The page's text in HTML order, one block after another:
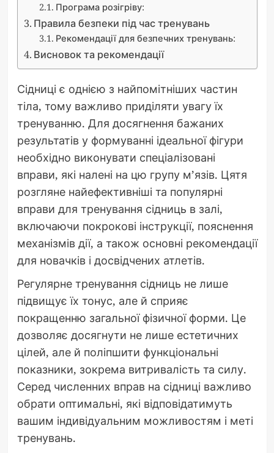
Програма розігріву:
Правила безпеки під час тренувань
Рекомендації для безпечних тренувань:
Висновок та рекомендації
Сідниці є однією з найпомітніших частин
тіла, тому важливо приділяти увагу їх
тренуванню. Для досягнення бажаних
результатів у формуванні ідеальної фігури
необхідно виконувати спеціалізовані
вправи, які налені на цю групу м’язів. Цятя
розгляне найефективніші та популярні
вправи для тренування сідниць в залі,
включаючи покрокові інструкції, пояснення
механізмів дії, а також основні рекомендації
для новачків і досвідчених атлетів.
Регулярне тренування сідниць не лише
підвищує їх тонус, але й сприяє
покращенню загальної фізичної форми. Це
дозволяє досягнути не лише естетичних
цілей, але й поліпшити функціональні
показники, зокрема витривалість та силу.
Серед численних вправ на сідниці важливо
обрати оптимальні, які відповідатимуть
вашим індивідуальним можливостям і меті
тренувань.